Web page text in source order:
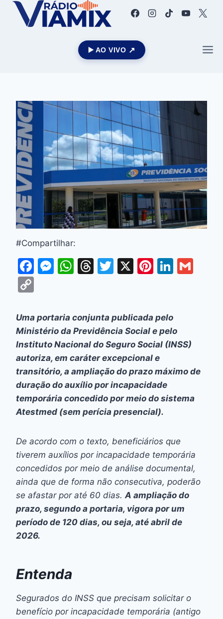
▶️ AO VIVO
#Compartilhar:
F
e
b
o
o
k
M
s
e
n
g
er
W
s
A
p
p
T
a
d
s
T
er
X
Pi
e
st
Li
dI
n
p
y
Li
n
k
Uma portaria conjunta publicada pelo
Ministério da Previdência Social e pelo
Instituto Nacional do Seguro Social (INSS)
autoriza, em caráter excepcional e
transitório, a ampliação do prazo máximo de
duração do auxílio por incapacidade
temporária concedido por meio do sistema
Atestmed (sem perícia presencial).
De acordo com o texto, beneficiários que
tiverem auxílios por incapacidade temporária
concedidos por meio de análise documental,
ainda que de forma não consecutiva, poderão
se afastar por até 60 dias. A ampliação do
prazo, segundo a portaria, vigora por um
período de 120 dias, ou seja, até abril de
2026.
Entenda
Segurados do INSS que precisam solicitar o
benefício por incapacidade temporária (antigo